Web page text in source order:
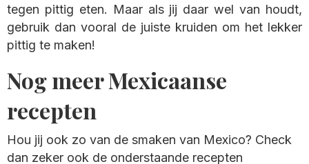
tegen pittig eten. Maar als jij daar wel van houdt,
gebruik dan vooral de juiste kruiden om het lekker
pittig te maken!
Nog meer Mexicaanse
recepten
Hou jij ook zo van de smaken van Mexico? Check
dan zeker ook de onderstaande recepten